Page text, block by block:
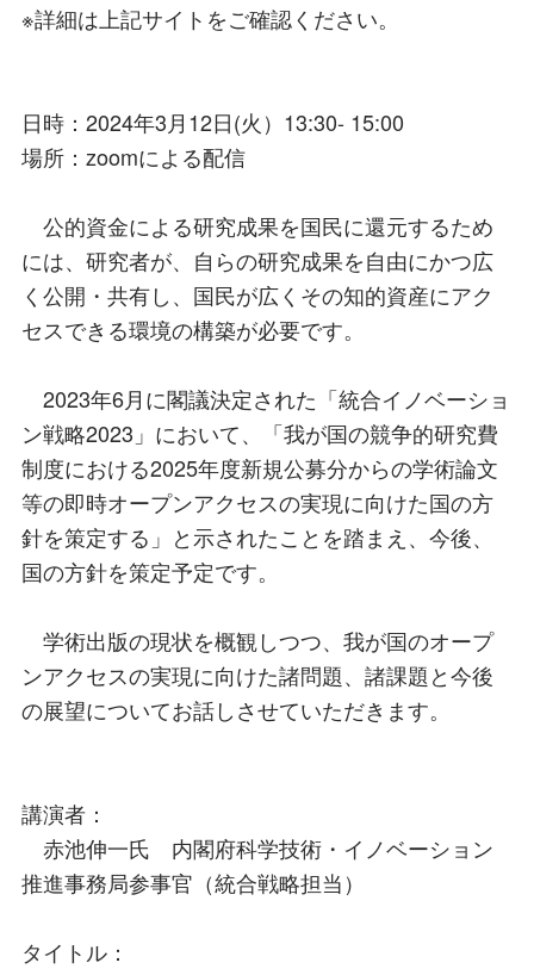
※詳細は上記サイトをご確認ください。
日時：2024年3月12日(火）13:30- 15:00
場所：zoomによる配信
公的資金による研究成果を国民に還元するため
には、研究者が、自らの研究成果を自由にかつ広
く公開・共有し、国民が広くその知的資産にアク
セスできる環境の構築が必要です。
2023年6月に閣議決定された「統合イノベーショ
ン戦略2023」において、「我が国の競争的研究費
制度における2025年度新規公募分からの学術論文
等の即時オープンアクセスの実現に向けた国の方
針を策定する」と示されたことを踏まえ、今後、
国の方針を策定予定です。
学術出版の現状を概観しつつ、我が国のオープ
ンアクセスの実現に向けた諸問題、諸課題と今後
の展望についてお話しさせていただきます。
講演者：
赤池伸一氏 内閣府科学技術・イノベーション
推進事務局参事官（統合戦略担当）
タイトル：